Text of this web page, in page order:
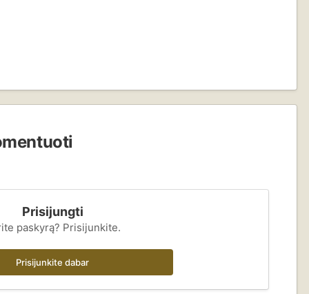
Prisijungti
paskyrą? Prisijunkite.
Prisijunkite dabar